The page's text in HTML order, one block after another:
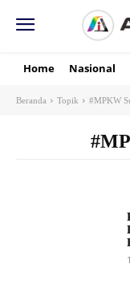
Home Nasional
Beranda Topik #MPKW